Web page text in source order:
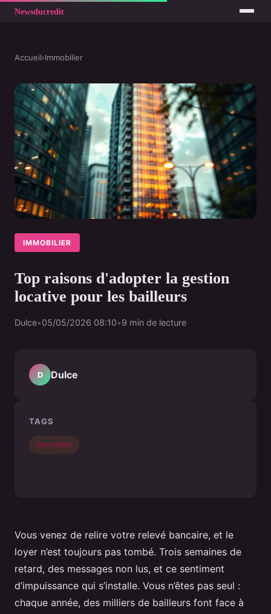
Accueil›Immobilier
IMMOBILIER
Top raisons d'adopter la gestion
locative pour les bailleurs
Dulce•05/05/2026 08:10•9 min de lecture
Vous venez de relire votre relevé bancaire, et le
loyer n’est toujours pas tombé. Trois semaines de
retard, des messages non lus, et ce sentiment
d’impuissance qui s’installe. Vous n’êtes pas seul :
chaque année, des milliers de bailleurs font face à
D Dulce
TAGS
immobilier